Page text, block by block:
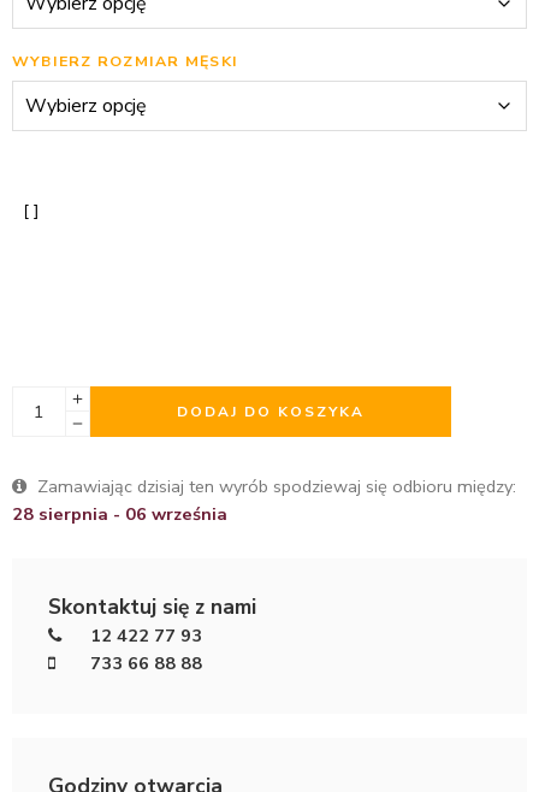
WYBIERZ ROZMIAR MĘSKI
DODAJ DO KOSZYKA
Zamawiając dzisiaj ten wyrób spodziewaj się odbioru między:
28 sierpnia - 06 września
Skontaktuj się z nami
12 422 77 93
733 66 88 88
Godziny otwarcia